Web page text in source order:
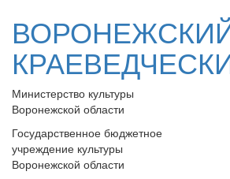
Министерство культуры
Воронежской области
Государственное бюджетное
учреждение культуры
Воронежской области